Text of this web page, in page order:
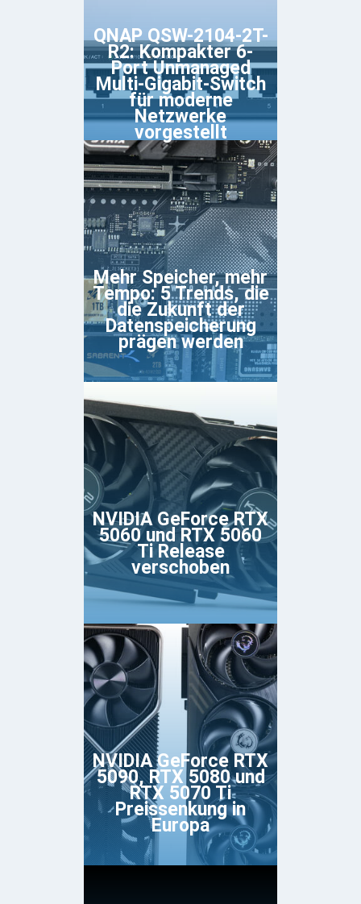
QNAP QSW-2104-2T-
R2: Kompakter 6-
Port Unmanaged
Multi-Gigabit-Switch
für moderne
Netzwerke
vorgestellt
Mehr Speicher, mehr
Tempo: 5 Trends, die
die Zukunft der
Datenspeicherung
prägen werden
NVIDIA GeForce RTX
5060 und RTX 5060
Ti Release
verschoben
NVIDIA GeForce RTX
5090, RTX 5080 und
RTX 5070 Ti
Preissenkung in
Europa